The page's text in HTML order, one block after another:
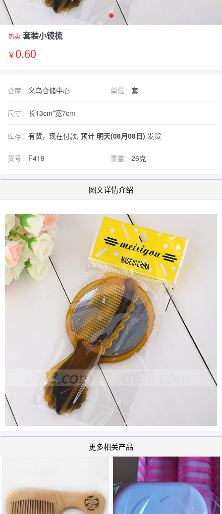
热卖 套装小镜梳
￥ 0.60
仓库： 义乌仓储中心 单位： 套
尺寸： 长13cm*宽7cm
库存： 有货，现在付款, 预计 明天(08月08日) 发货
货号： F419 重量： 26克
图文详情介绍
更多相关产品